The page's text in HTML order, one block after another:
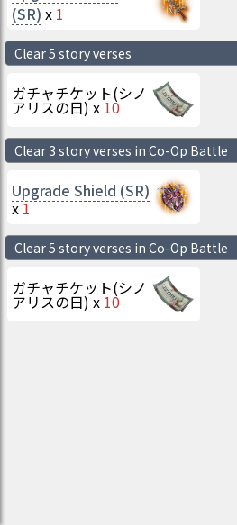
(SR) x 1
Clear 5 story verses
ガチャチケット(シノ
アリスの日)x10
Clear 3 story verses in Co-Op Battle
Upgrade Shield (SR)
x1
Clear 5 story verses in Co-Op Battle
ガチャチケット(シノ
アリスの日)x10